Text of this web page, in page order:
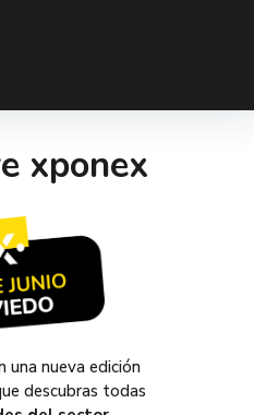
xponex
una nueva edición
descubras todas